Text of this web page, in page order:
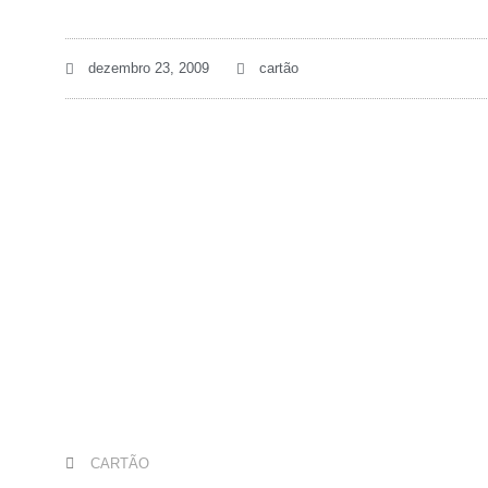
dezembro 23, 2009 cartão
CARTÃO